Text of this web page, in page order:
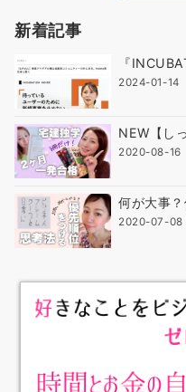
新着記事
『
2024-01-14
NEW【し
2020-08-16
何が大事
2020-07-08